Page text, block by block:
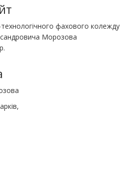
технологічного фахового колежду
Морозова